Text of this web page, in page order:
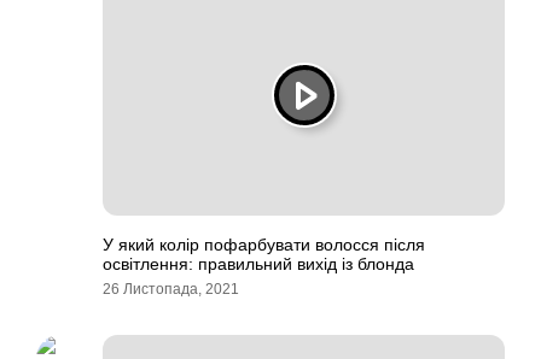
У який колір пофарбувати волосся після
освітлення: правильний вихід із блонда
26 Листопада, 2021